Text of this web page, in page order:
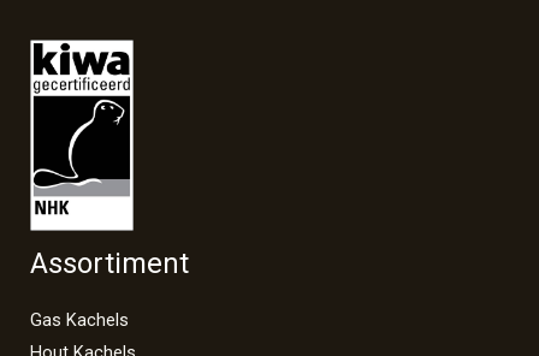
Assortiment
Gas Kachels